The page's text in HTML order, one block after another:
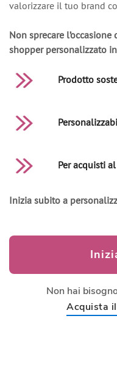
valorizzare il tuo brand
Non sprecare
shopper personalizzato
Prodotto
Per acquisti
Inizia subito a
Non hai
Acquista